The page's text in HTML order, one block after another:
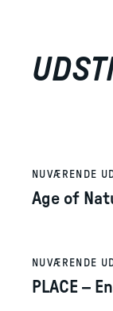
NUVÆRENDE
Age of
NUVÆRENDE
PLACE –